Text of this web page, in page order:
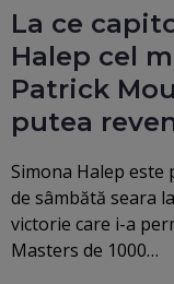
La ce
Halep cel
Patrick
putea
Simona Halep este
de sâmbătă seara
victorie care i-a
Masters de 1000…